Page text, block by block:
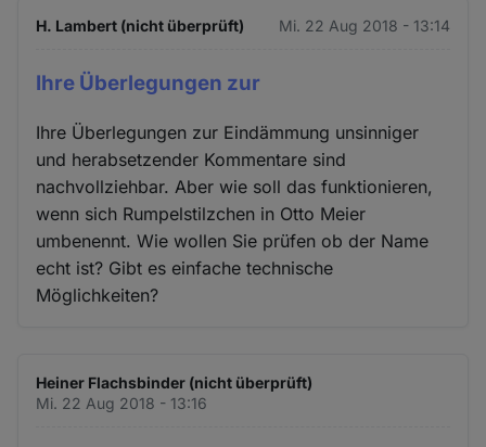
H. Lambert (nicht überprüft) Mi. 22 Aug 2018 - 13:14
Ihre Überlegungen zur
Ihre Überlegungen zur Eindämmung unsinniger
und herabsetzender Kommentare sind
nachvollziehbar. Aber wie soll das funktionieren,
wenn sich Rumpelstilzchen in Otto Meier
umbenennt. Wie wollen Sie prüfen ob der Name
echt ist? Gibt es einfache technische
Möglichkeiten?
Heiner Flachsbinder (nicht überprüft)
Mi. 22 Aug 2018 - 13:16